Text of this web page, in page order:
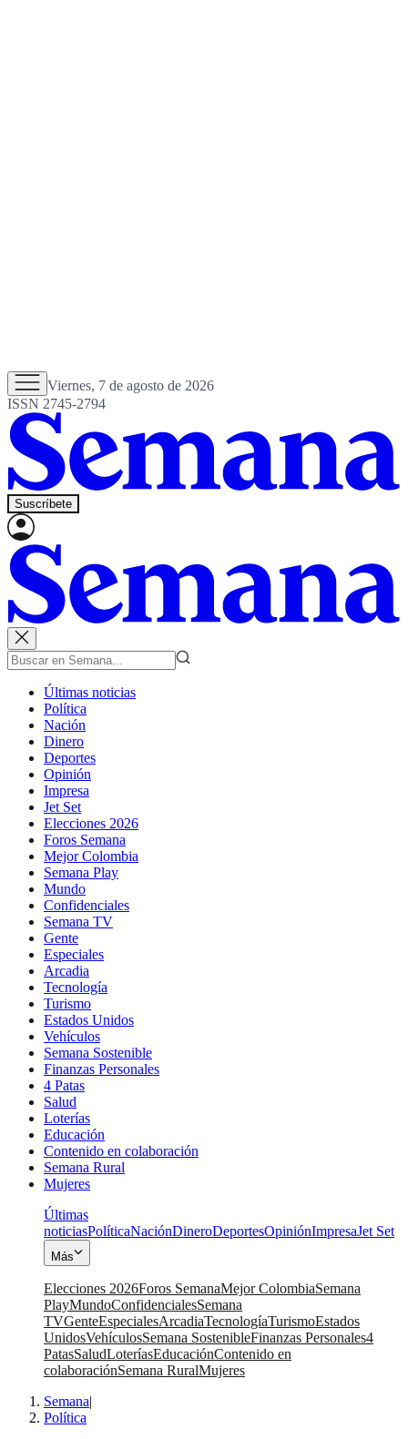
Viernes, 7 de agosto de 2026
ISSN 2745-2794
Suscríbete
Últimas noticias
Política
Nación
Dinero
Deportes
Opinión
Impresa
Jet Set
Elecciones 2026
Foros Semana
Mejor Colombia
Semana Play
Mundo
Confidenciales
Semana TV
Gente
Especiales
Arcadia
Tecnología
Turismo
Estados Unidos
Vehículos
Semana Sostenible
Finanzas Personales
4 Patas
Salud
Loterías
Educación
Contenido en colaboración
Semana Rural
Mujeres
Últimas
noticiasPolíticaNaciónDineroDeportesOpiniónImpresaJet Set
Más
Elecciones 2026Foros SemanaMejor ColombiaSemana
PlayMundoConfidencialesSemana
TVGenteEspecialesArcadiaTecnologíaTurismoEstados
UnidosVehículosSemana SostenibleFinanzas Personales4
PatasSaludLoteríasEducaciónContenido en
colaboraciónSemana RuralMujeres
Semana|
Política